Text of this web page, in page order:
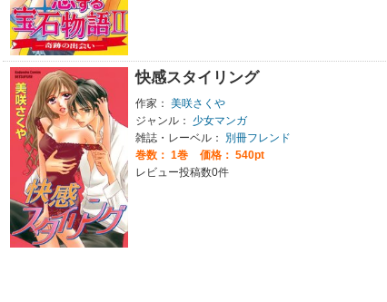
快感スタイリング
作家： 美咲さくや
ジャンル：
少女マンガ
雑誌・レーベル：
別冊フレンド
巻数： 1巻
価格： 540pt
レビュー投稿数0件